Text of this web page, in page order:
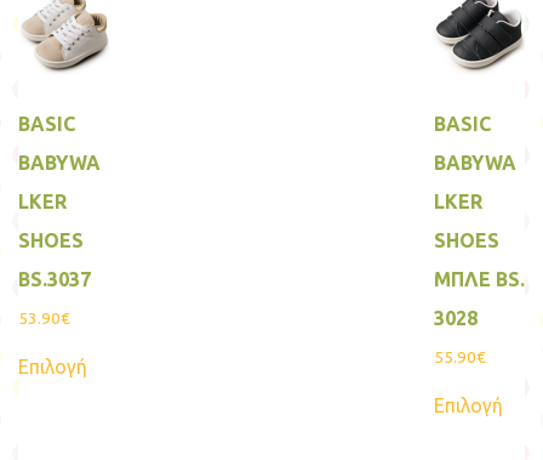
BASIC
BABYWA
LKER
SHOES
BS.3037
53.90€
Επιλογή
BASIC
BABYWA
LKER
SHOES
ΜΠΛΕ BS.
3028
55.90€
Επιλογήτο